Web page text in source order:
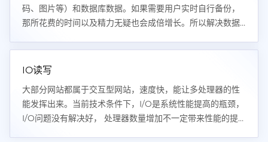
码、图片等）和数据库数据。如果需要用户实时自行备份，
那所花费的时间以及精力无疑也会成倍增长。所以解决数据
IO读写
大部分网站都属于交互型网站，速度快，能让多处理器的性
能发挥出来。当前技术条件下，I/O是系统性能提高的瓶颈，
I/O问题没有解决好， 处理器数量增加不一定带来性能的提